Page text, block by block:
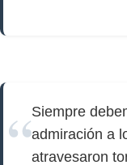
Siempre
admiración a
atravesaron